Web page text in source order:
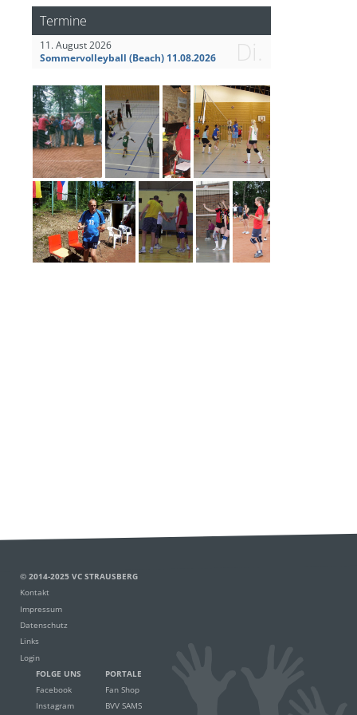
Termine
Di.
11. August 2026
Sommervolleyball (Beach) 11.08.2026
© 2014-2025 VC STRAUSBERG
Kontakt
Impressum
Datenschutz
Links
Login
FOLGE UNS
Facebook
Instagram
PORTALE
Fan Shop
BVV SAMS